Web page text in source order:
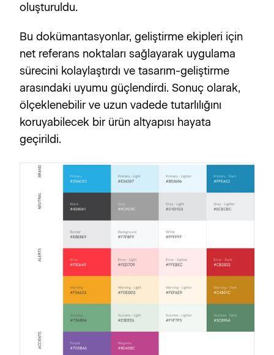
oluşturuldu.
Bu dokümantasyonlar, geliştirme ekipleri için
net referans noktaları sağlayarak uygulama
sürecini kolaylaştırdı ve tasarım-geliştirme
arasındaki uyumu güçlendirdi. Sonuç olarak,
ölçeklenebilir ve uzun vadede tutarlılığını
koruyabilecek bir ürün altyapısı hayata
geçirildi.